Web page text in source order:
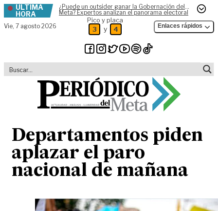
Skip to content
ÚLTIMA
HORA
¿Puede un outsider ganar la Gobernación del
Meta? Expertos analizan el panorama electoral
Vie, 7 agosto 2026
Pico y placa
3 y 4 Enlaces rápidos
Departamentos piden
aplazar el paro
nacional de mañana